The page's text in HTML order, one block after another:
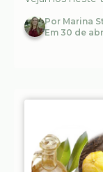
Por Marina
Em 30 de